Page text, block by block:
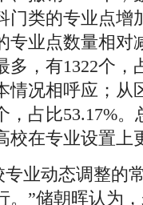
门类的专业点增
专业点数量相对
，有1322个，
情况相呼应；从
，占比53.17%
校在专业设置上
业动态调整的
。”储朝晖认为